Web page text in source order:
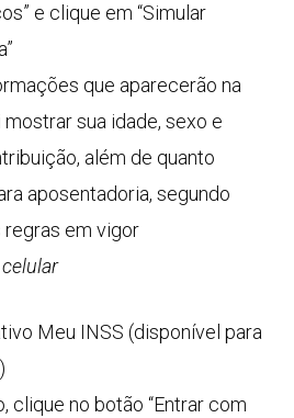
e clique em “Simular
que aparecerão na
mostrar sua idade, sexo e
além de quanto
aposentadoria, segundo
regras em vigor
Meu INSS (disponível para
clique no botão “Entrar com